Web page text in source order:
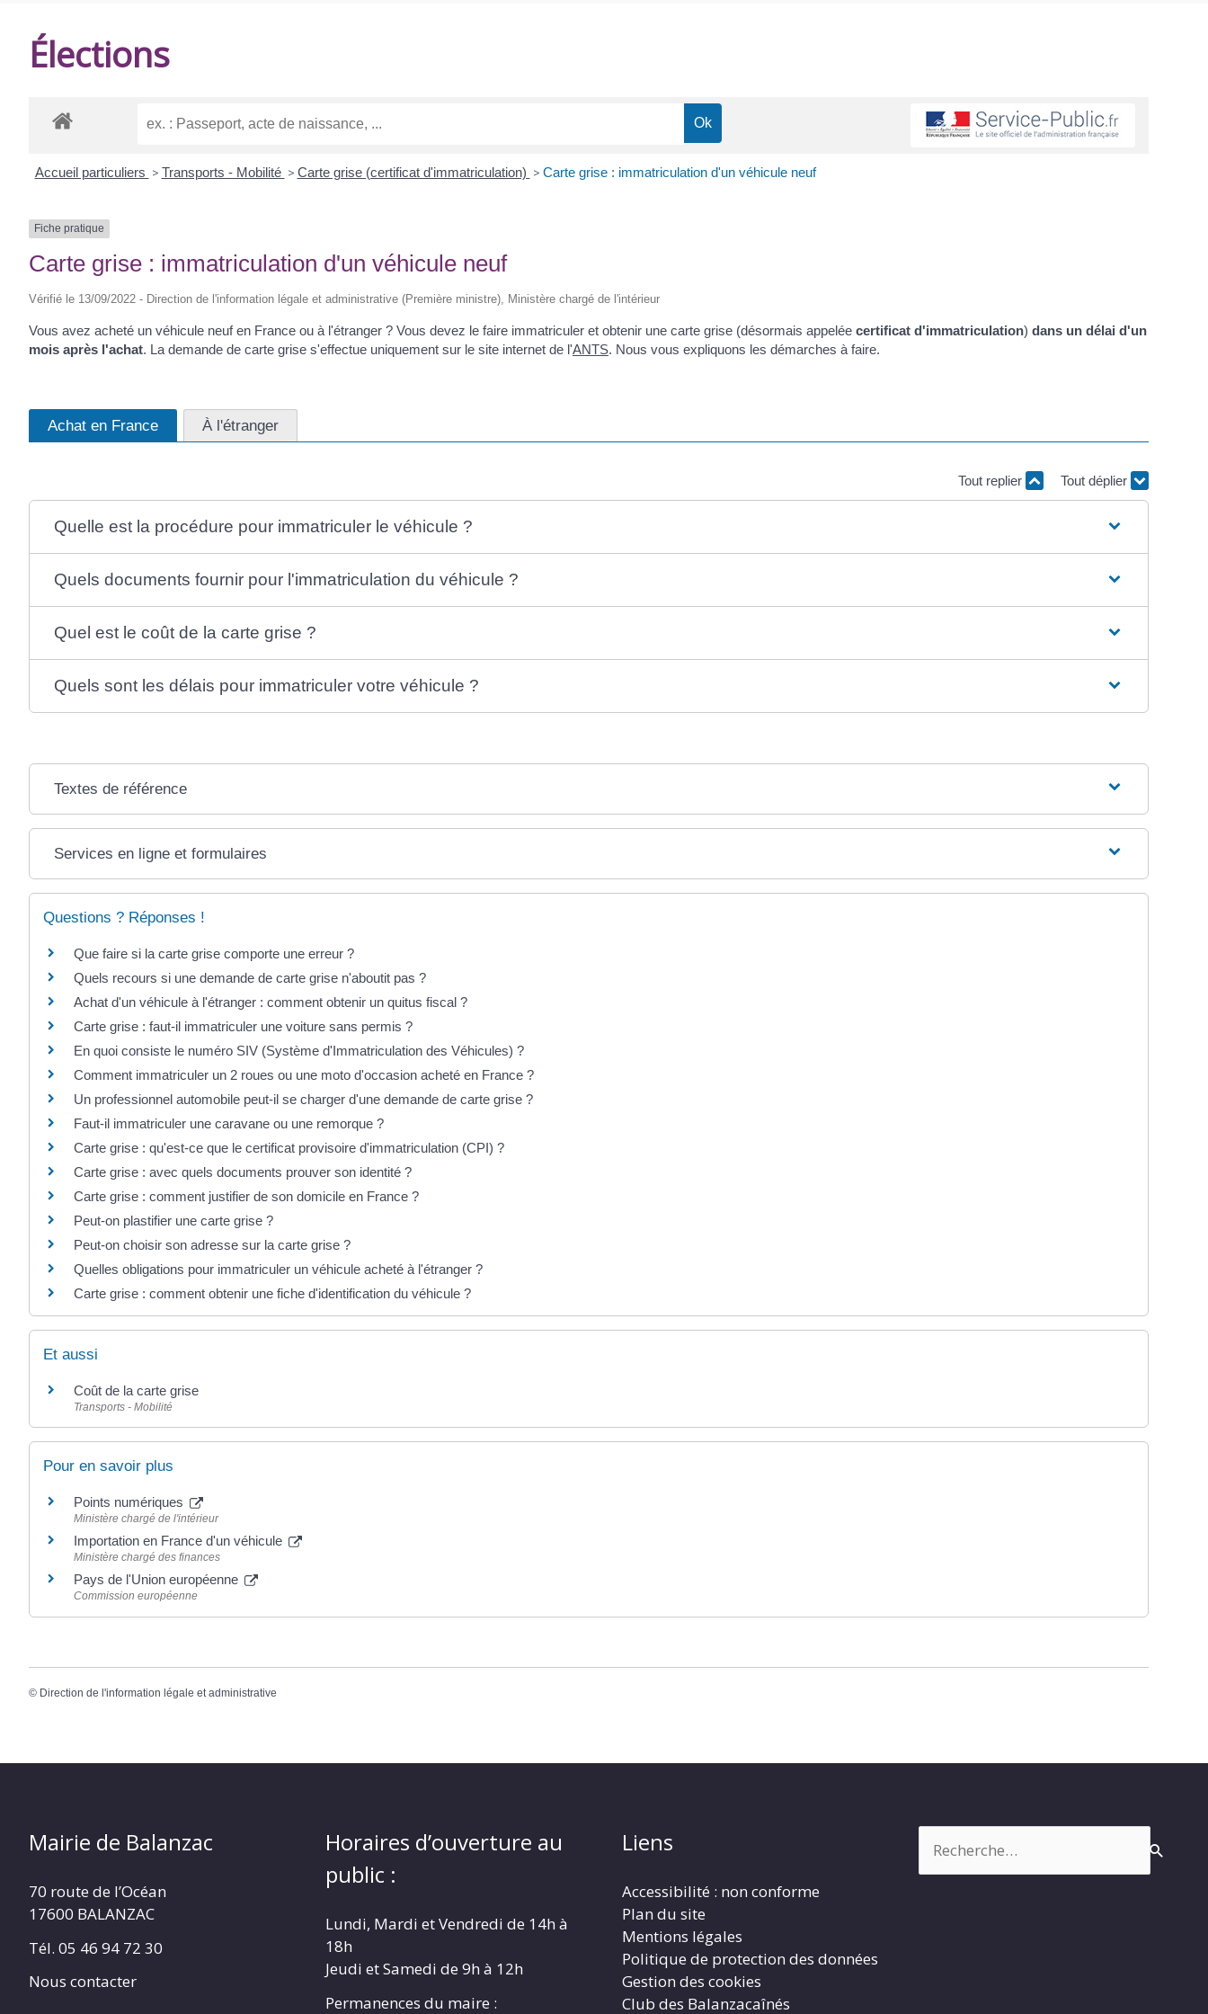
Élections
Accueil particuliers > Transports - Mobilité > Carte grise (certificat d'immatriculation) > Carte grise : immatriculation d'un véhicule neuf
Fiche pratique
Carte grise : immatriculation d'un véhicule neuf
Vérifié le 13/09/2022 - Direction de l'information légale et administrative (Première ministre), Ministère chargé de l'intérieur
Vous avez acheté un véhicule neuf en France ou à l'étranger ? Vous devez le faire immatriculer et obtenir une carte grise (désormais appelée certificat d'immatriculation) dans un délai d'un
mois après l'achat. La demande de carte grise s'effectue uniquement sur le site internet de l'ANTS. Nous vous expliquons les démarches à faire.
Achat en France À l'étranger
Tout replier Tout déplier
Quelle est la procédure pour immatriculer le véhicule ?
Quels documents fournir pour l'immatriculation du véhicule ?
Quel est le coût de la carte grise ?
Quels sont les délais pour immatriculer votre véhicule ?
Textes de référence
Services en ligne et formulaires
Questions ? Réponses !
Que faire si la carte grise comporte une erreur ?
Quels recours si une demande de carte grise n'aboutit pas ?
Achat d'un véhicule à l'étranger : comment obtenir un quitus fiscal ?
Carte grise : faut-il immatriculer une voiture sans permis ?
En quoi consiste le numéro SIV (Système d'Immatriculation des Véhicules) ?
Comment immatriculer un 2 roues ou une moto d'occasion acheté en France ?
Un professionnel automobile peut-il se charger d'une demande de carte grise ?
Faut-il immatriculer une caravane ou une remorque ?
Carte grise : qu'est-ce que le certificat provisoire d'immatriculation (CPI) ?
Carte grise : avec quels documents prouver son identité ?
Carte grise : comment justifier de son domicile en France ?
Peut-on plastifier une carte grise ?
Peut-on choisir son adresse sur la carte grise ?
Quelles obligations pour immatriculer un véhicule acheté à l'étranger ?
Carte grise : comment obtenir une fiche d'identification du véhicule ?
Et aussi
Coût de la carte grise
Transports - Mobilité
Pour en savoir plus
Points numériques
Ministère chargé de l'intérieur
Importation en France d'un véhicule
Ministère chargé des finances
Pays de l'Union européenne
Commission européenne
© Direction de l'information légale et administrative
Mairie de Balanzac
70 route de l’Océan
17600 BALANZAC
Tél. 05 46 94 72 30
Nous contacter
Horaires d’ouverture au
public :
Lundi, Mardi et Vendredi de 14h à
18h
Jeudi et Samedi de 9h à 12h
Permanences du maire :
Liens
Accessibilité : non conforme
Plan du site
Mentions légales
Politique de protection des données
Gestion des cookies
Club des Balanzacaînés